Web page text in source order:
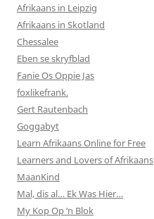
Afrikaans in Leipzig
Afrikaans in Skotland
Chessalee
Eben se skryfblad
Fanie Os Oppie Jas
foxlikefrank.
Gert Rautenbach
Goggabyt
Learn Afrikaans Online for Free
Learners and Lovers of Afrikaans
MaanKind
Mal, dis al… Ek Was Hier…
My Kop Op ‘n Blok